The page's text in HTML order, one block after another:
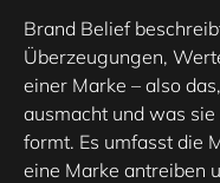
Brand Belief
Überzeugungen,
einer Marke – also
ausmacht und was
formt. Es umfasst die
eine Marke antreiben